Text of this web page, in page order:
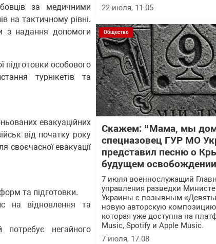
за медичними
на тактичному рівні.
з надання допомоги
підготовки особового
турнікетів та
евакуаційних
від початку року
своєчасної евакуації
та підготовки.
на відновлення та
негайного
22 июля, 11:05
Общество
Скажем: “Мама, мы
спецназовец ГУР МО
представил песню о
будущем освобождении
7 июля военнослужащий
управления разведки
Украины с позывным
новую авторскую
которая уже доступна на
Music, Spotify и Apple Music.
7 июля, 17:08